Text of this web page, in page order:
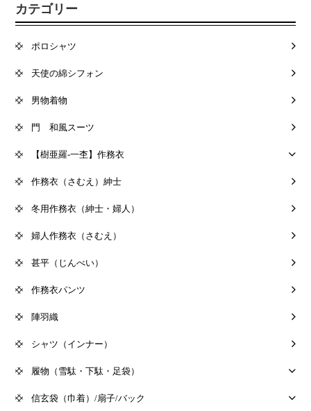
カテゴリー
ポロシャツ
天使の綿シフォン
男物着物
門 和風スーツ
【樹亜羅-一杢】作務衣
作務衣（さむえ）紳士
冬用作務衣（紳士・婦人）
婦人作務衣（さむえ）
甚平（じんべい）
作務衣パンツ
陣羽織
シャツ（インナー）
履物（雪駄・下駄・足袋）
信玄袋（巾着）/扇子/バック